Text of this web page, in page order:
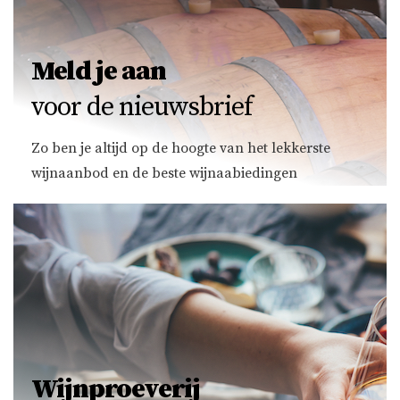
Meld je aan
voor de nieuwsbrief
Zo ben je altijd op de hoogte van het lekkerste
wijnaanbod en de beste wijnaabiedingen
Wijnproeverij